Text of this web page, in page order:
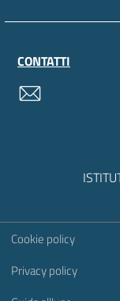
CONTATTI
Sezione
Cookie policy
Privacy policy